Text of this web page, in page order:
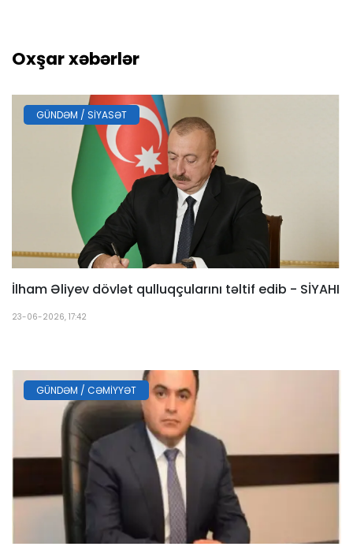
Oxşar xəbərlər
GÜNDƏM / SIYASƏT
İlham Əliyev dövlət qulluqçularını təltif edib - SİYAHI
23-06-2026, 17:42
GÜNDƏM / CƏMIYYƏT